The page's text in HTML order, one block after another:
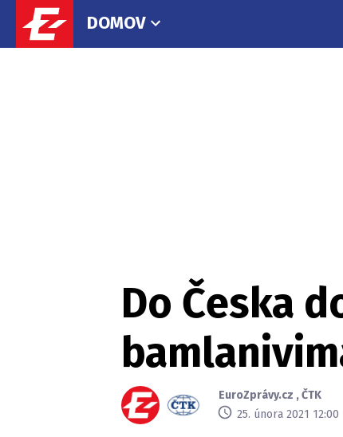
DOMOV
Do Česka
EuroZprávy.cz ,ČTK
25. února 2021 12:00